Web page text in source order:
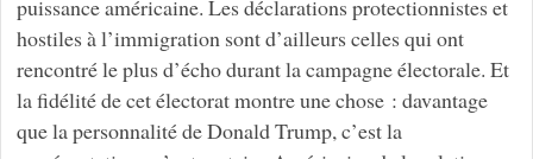
puissance américaine. Les déclarations protectionnistes et
hostiles à l’immigration sont d’ailleurs celles qui ont
rencontré le plus d’écho durant la campagne électorale. Et
la fidélité de cet électorat montre une chose : davantage
que la personnalité de Donald Trump, c’est la